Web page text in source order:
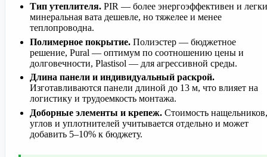
Тип утеплителя. PIR — более энергоэффективен и
минеральная вата дешевле, но тяжелее и менее
теплопроводна.
Полимерное покрытие. Полиэстер — бюджетное
решение, Pural — оптимум по соотношению цены и
долговечности, Plastisol — для агрессивной среды.
Длина панели и индивидуальный раскрой.
Изготавливаются панели длиной до 13 м, что влияет на
логистику и трудоемкость монтажа.
Доборные элементы и крепеж. Стоимость
углов и уплотнителей учитывается отдельно и может
добавить 5–10% к бюджету.